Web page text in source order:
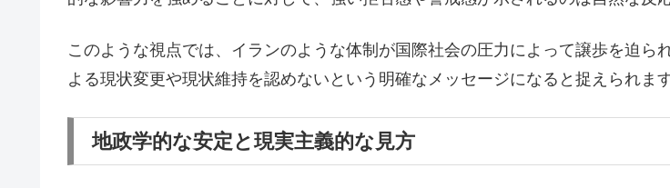
このような視点では、イランのような体制が国際社会の圧力によって譲歩を迫ら
よる現状変更や現状維持を認めないという明確なメッセージになると捉えられます
地政学的な安定と現実主義的な見方